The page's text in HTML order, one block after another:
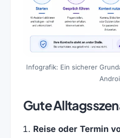
Infografik: Ein sicherer
Gute
Reise oder Termin